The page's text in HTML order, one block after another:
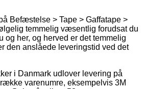
Befæstelse > Tape > Gaffatape >
temmelig væsentlig forudsat du
og her, og herved er det temmelig
den anslåede leveringstid ved det
i Danmark udlover levering på
varenumre, eksempelvis 3M